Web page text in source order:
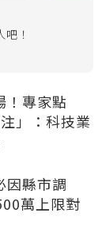
！
！專家點
」：科技業
因縣市調
萬上限對